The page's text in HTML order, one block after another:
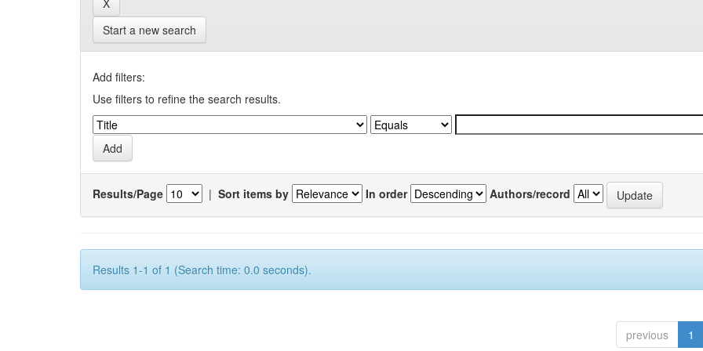
Start a new search
Add filters:
Use filters to refine the search results.
Results/Page | Sort items by In order Authors/record
Results 1-1 of 1 (Search time: 0.0 seconds).
previous 1